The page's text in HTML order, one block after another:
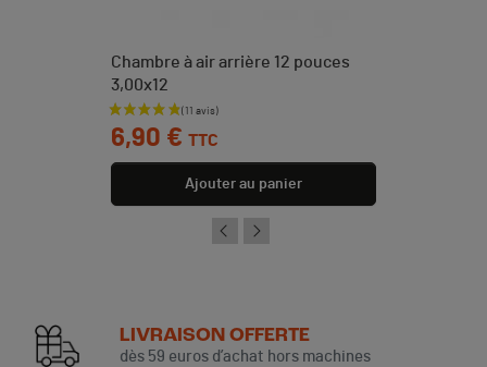
Chambre à air arrière 12 pouces
3,00x12
Prix
6,90 € TTC
Ajouter au panier
LIVRAISON OFFERTE
dès 59 euros d’achat hors machines